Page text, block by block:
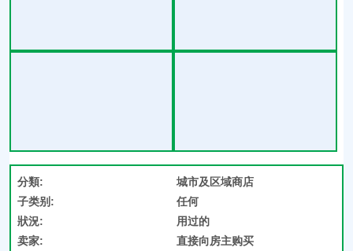
分類:
城市及区域商店
子类别:
任何
狀況:
用过的
卖家:
直接向房主购买